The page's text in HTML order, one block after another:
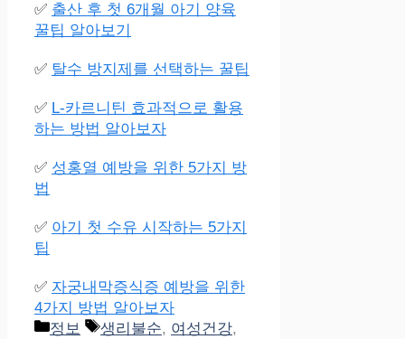
✅ 출산 후 첫 6개월 아기 양육
꿀팁 알아보기
✅ 탈수 방지제를 선택하는 꿀팁
✅ L-카르니틴 효과적으로 활용
하는 방법 알아보자
✅ 성홍열 예방을 위한 5가지 방
법
✅ 아기 첫 수유 시작하는 5가지
팁
✅ 자궁내막증식증 예방을 위한
4가지 방법 알아보자
Categories
정보 Tags
생리불순, 여성건강,